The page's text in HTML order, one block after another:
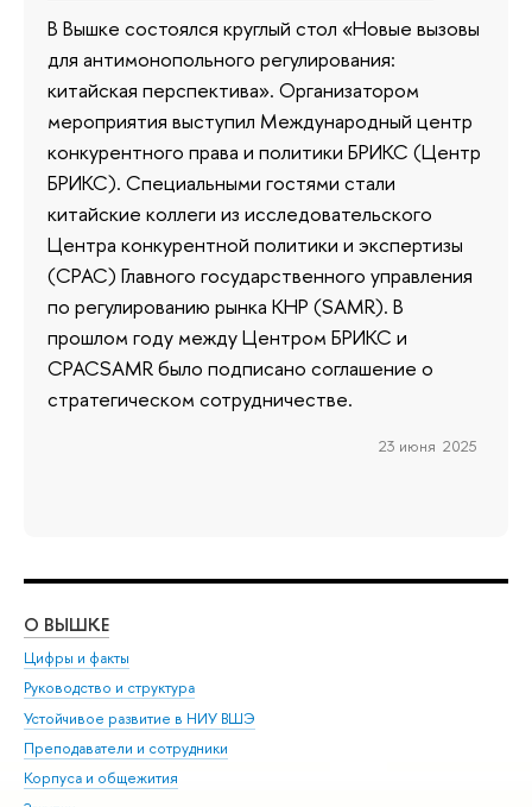
В Вышке состоялся круглый стол «Новые вызовы
для антимонопольного регулирования:
китайская перспектива». Организатором
мероприятия выступил Международный центр
конкурентного права и политики БРИКС (Центр
БРИКС). Специальными гостями стали
китайские коллеги из исследовательского
Центра конкурентной политики и экспертизы
(CPAC) Главного государственного управления
по регулированию рынка КНР (SAMR). В
прошлом году между Центром БРИКС и
CPACSAMR было подписано соглашение о
стратегическом сотрудничестве.
23 июня 2025
О ВЫШКЕ
Цифры и факты
Руководство и структура
Устойчивое развитие в НИУ ВШЭ
Преподаватели и сотрудники
Корпуса и общежития